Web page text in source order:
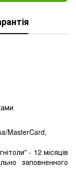
MasterCard,
- 12 місяців
заповненного